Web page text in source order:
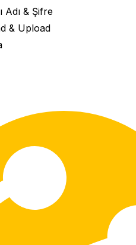
Adı & Şifre
& Upload